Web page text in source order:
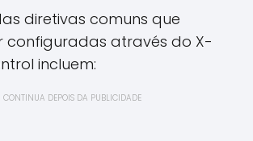
diretivas comuns que
configuradas através do X-
incluem:
CONTINUA DEPOIS DA PUBLICIDADE